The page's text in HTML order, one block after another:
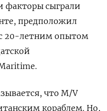
факторы сыграли
предположил
20-летним опытом
что M/V
кораблем. Но,